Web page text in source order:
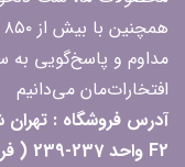
مداوم و پاسخ‌گویی به
افتخارات‌مان می‌دانیم
آدرس فروشگاه : تهران
F2 واحد 237-239 ( فروشگاه لیو هپی)